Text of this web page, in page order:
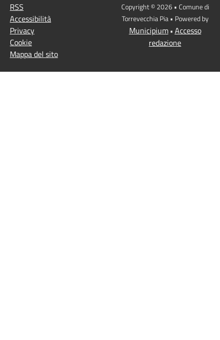
RSS
Accessibilità
Privacy
Cookie
Mappa del sito
Copyright © 2026 • Comune di
Torrevecchia Pia • Powered by
Municipium• Accesso
redazione